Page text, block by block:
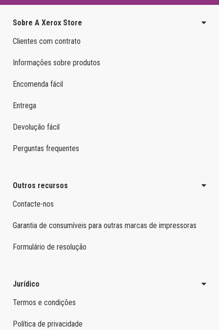
Sobre A Xerox Store
Clientes com contrato
Informações sobre produtos
Encomenda fácil
Entrega
Devolução fácil
Perguntas frequentes
Outros recursos
Contacte-nos
Garantia de consumíveis para outras marcas de impressoras
Formulário de resolução
Jurídico
Termos e condições
Política de privacidade